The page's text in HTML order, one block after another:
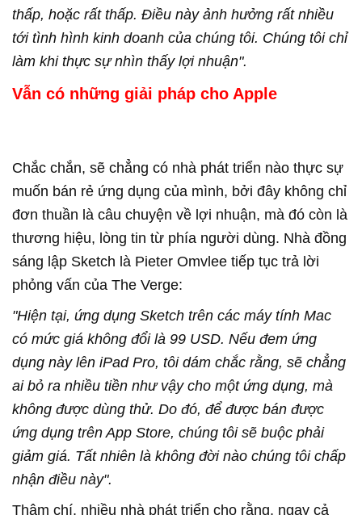
thấp, hoặc rất thấp. Điều này ảnh hưởng rất nhiều
tới tình hình kinh doanh của chúng tôi. Chúng tôi chỉ
làm khi thực sự nhìn thấy lợi nhuận".
Vẫn có những giải pháp cho Apple
Chắc chắn, sẽ chẳng có nhà phát triển nào thực sự
muốn bán rẻ ứng dụng của mình, bởi đây không chỉ
đơn thuần là câu chuyện về lợi nhuận, mà đó còn là
thương hiệu, lòng tin từ phía người dùng. Nhà đồng
sáng lập Sketch là Pieter Omvlee tiếp tục trả lời
phỏng vấn của The Verge:
"Hiện tại, ứng dụng Sketch trên các máy tính Mac
có mức giá không đổi là 99 USD. Nếu đem ứng
dụng này lên iPad Pro, tôi dám chắc rằng, sẽ chẳng
ai bỏ ra nhiều tiền như vậy cho một ứng dụng, mà
không được dùng thử. Do đó, để được bán được
ứng dụng trên App Store, chúng tôi sẽ buộc phải
giảm giá. Tất nhiên là không đời nào chúng tôi chấp
nhận điều này".
Thậm chí, nhiều nhà phát triển cho rằng, ngay cả